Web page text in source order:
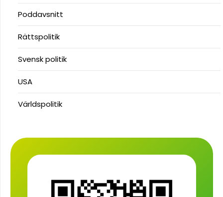
Poddavsnitt
Rättspolitik
Svensk politik
USA
Världspolitik